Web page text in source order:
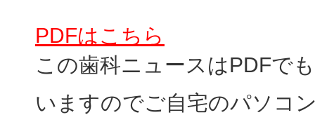
PDFはこちら
この歯科ニュースはPDFで
いますのでご自宅のパソコ